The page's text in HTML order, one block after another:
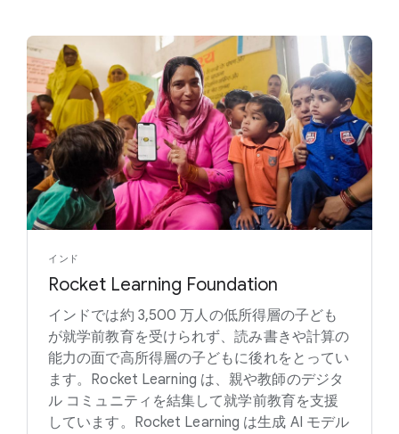
インド
Rocket Learning Foundation
インドでは約 3,500 万人の低所得層の子ども
が就学前教育を受けられず、読み書きや計算の
能力の面で高所得層の子どもに後れをとってい
ます。Rocket Learning は、親や教師のデジタ
ル コミュニティを結集して就学前教育を支援
しています。Rocket Learning は生成 AI モデル